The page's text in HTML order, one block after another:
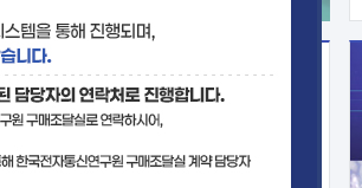
기술사업화플랫폼/기술이전
기술예고 중소기업 지원